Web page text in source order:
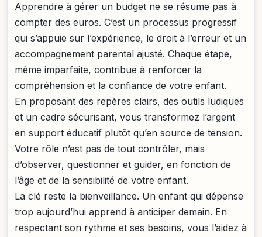
Apprendre à gérer un budget ne se résume pas à
compter des euros. C’est un processus progressif
qui s’appuie sur l’expérience, le droit à l’erreur et un
accompagnement parental ajusté. Chaque étape,
même imparfaite, contribue à renforcer la
compréhension et la confiance de votre enfant.
En proposant des repères clairs, des outils ludiques
et un cadre sécurisant, vous transformez l’argent
en support éducatif plutôt qu’en source de tension.
Votre rôle n’est pas de tout contrôler, mais
d’observer, questionner et guider, en fonction de
l’âge et de la sensibilité de votre enfant.
La clé reste la bienveillance. Un enfant qui dépense
trop aujourd’hui apprend à anticiper demain. En
respectant son rythme et ses besoins, vous l’aidez à